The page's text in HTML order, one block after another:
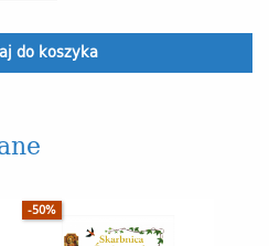
do koszyka
-50%